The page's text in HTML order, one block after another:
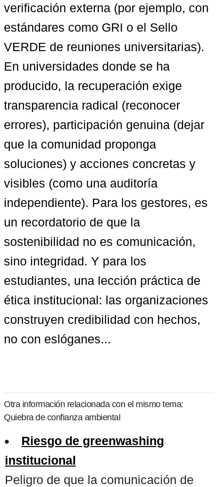
verificación externa (por ejemplo, con
estándares como GRI o el Sello
VERDE de reuniones universitarias).
En universidades donde se ha
producido, la recuperación exige
transparencia radical (reconocer
errores), participación genuina (dejar
que la comunidad proponga
soluciones) y acciones concretas y
visibles (como una auditoría
independiente). Para los gestores, es
un recordatorio de que la
sostenibilidad no es comunicación,
sino integridad. Y para los
estudiantes, una lección práctica de
ética institucional: las organizaciones
construyen credibilidad con hechos,
no con eslóganes...
Otra información relacionada con el mismo tema:
Quiebra de confianza ambiental
Riesgo de greenwashing
institucional
Peligro de que la comunicación de